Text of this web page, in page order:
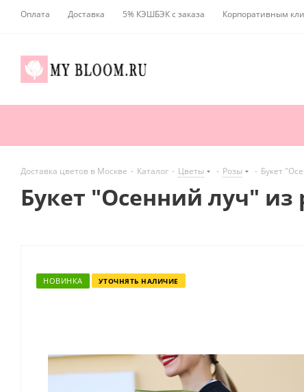
Оплата Доставка 5% КЭШБЭК с заказа Корпоративным
Доставка цветов в Москве - Каталог - Цветы - Розы - Букет
Букет "Осенний луч" из
НОВИНКА УТОЧНЯТЬ НАЛИЧИЕ